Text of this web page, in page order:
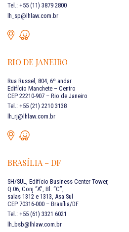
Tel.: +55 (11) 3879 2800
lh_sp@lhlaw.com.br
RIO DE JANEIRO
Rua Russel, 804, 6º andar
Edifício Manchete – Centro
CEP 22210-907 – Rio de Janeiro
Tel.: +55 (21) 2210 3138
lh_rj@lhlaw.com.br
BRASÍLIA – DF
SH/SUL, Edifício Business Center Tower,
Q.06, Conj “A”, Bl. “C”,
salas 1312 e 1313, Asa Sul
CEP 70316-000 – Brasília/DF
Tel.: +55 (61) 3321 6021
lh_bsb@lhlaw.com.br